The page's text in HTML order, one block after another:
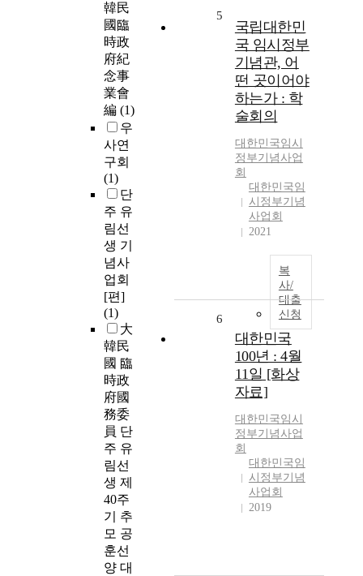
韓民
國臨
時政
府紀
念事
業會
編 (1)
우
사연
구회
(1)
단
주 유
림선
생 기
념사
업회
[편]
(1)
大
韓民
國 臨
時政
府國
務委
員 단
주 유
림선
생 제
40주
기 추
모 공
훈선
양 대
5
국립대한민
국 임시정부
기념관, 어
떤 곳이어야
하는가 : 학
술회의
대한민국임시
정부기념사업
회
대한민국임
시정부기념
사업회
2021
복
사/
대출
신청
6
대한민국
100년 : 4월
11일 [화상
자료]
대한민국임시
정부기념사업
회
대한민국임
시정부기념
사업회
2019